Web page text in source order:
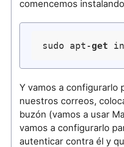
comencemos
sudo apt-get
Y vamos a configurarlo
nuestros correos,
buzón (vamos a usar
vamos a configurarlo
autenticar contra él y